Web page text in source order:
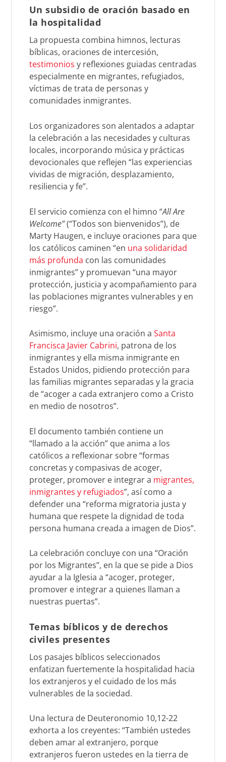
Un subsidio de oración basado en
la hospitalidad
La propuesta combina himnos, lecturas
bíblicas, oraciones de intercesión,
testimonios y reflexiones guiadas centradas
especialmente en migrantes, refugiados,
víctimas de trata de personas y
comunidades inmigrantes.
Los organizadores son alentados a adaptar
la celebración a las necesidades y culturas
locales, incorporando música y prácticas
devocionales que reflejen “las experiencias
vividas de migración, desplazamiento,
resiliencia y fe”.
El servicio comienza con el himno “All Are
Welcome”(“Todos son bienvenidos”), de
Marty Haugen, e incluye oraciones para que
los católicos caminen “en una solidaridad
más profunda con las comunidades
inmigrantes” y promuevan “una mayor
protección, justicia y acompañamiento para
las poblaciones migrantes vulnerables y en
riesgo”.
Asimismo, incluye una oración a Santa
Francisca Javier Cabrini, patrona de los
inmigrantes y ella misma inmigrante en
Estados Unidos, pidiendo protección para
las familias migrantes separadas y la gracia
de “acoger a cada extranjero como a Cristo
en medio de nosotros”.
El documento también contiene un
“llamado a la acción” que anima a los
católicos a reflexionar sobre “formas
concretas y compasivas de acoger,
proteger, promover e integrar a migrantes,
inmigrantes y refugiados”, así como a
defender una “reforma migratoria justa y
humana que respete la dignidad de toda
persona humana creada a imagen de Dios”.
La celebración concluye con una “Oración
por los Migrantes”, en la que se pide a Dios
ayudar a la Iglesia a “acoger, proteger,
promover e integrar a quienes llaman a
nuestras puertas”.
Temas bíblicos y de derechos
civiles presentes
Los pasajes bíblicos seleccionados
enfatizan fuertemente la hospitalidad hacia
los extranjeros y el cuidado de los más
vulnerables de la sociedad.
Una lectura de Deuteronomio 10,12-22
exhorta a los creyentes: “También ustedes
deben amar al extranjero, porque
extranjeros fueron ustedes en la tierra de